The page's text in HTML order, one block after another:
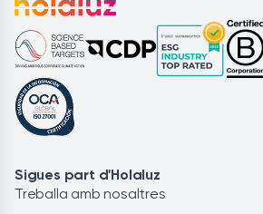
Sigues part d'Holaluz
Treballa amb nosaltres